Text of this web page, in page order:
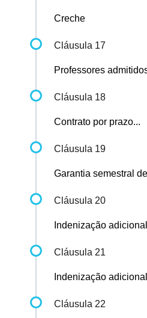
Creche
Cláusula 17
Professores
Cláusula 18
Contrato por prazo...
Cláusula 19
Garantia semestral
Cláusula 20
Indenização
Cláusula 21
Indenização adicional
Cláusula 22